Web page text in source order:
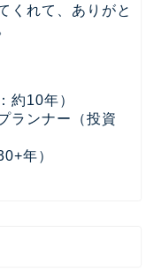
くれて、ありがと
約10年）
ランナー（投資
年）